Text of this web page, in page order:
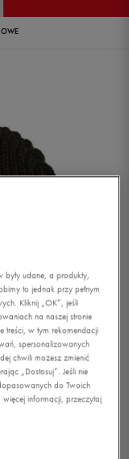
1/2
były udane, a produkty,
to jednak przy pełnym
Kliknij „OK”, jeśli
na naszej stronie
treści, w tym rekomendacji
spersonalizowanych
chwili możesz zmienić
„Dostosuj”. Jeśli nie
do Twoich
informacji, przeczytaj